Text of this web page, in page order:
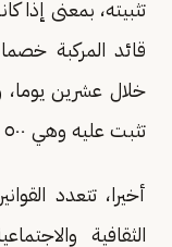
خلال عشرين يوما،
تثبت عليه وهي ٥٠٠ ريال.
أخيرا، تتعدد
الثقافية